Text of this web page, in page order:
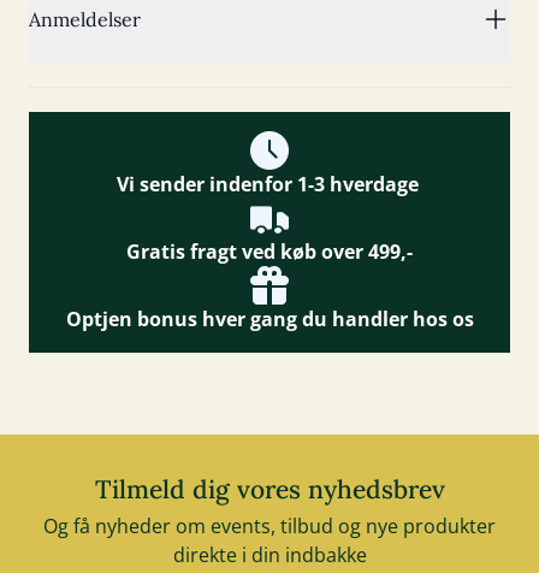
Anmeldelser
Vi sender indenfor 1-3 hverdage
Gratis fragt ved køb over 499,-
Optjen bonus hver gang du handler hos os
Tilmeld dig vores nyhedsbrev
Og få nyheder om events, tilbud og nye produkter
direkte i din indbakke